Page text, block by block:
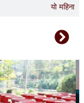
यो महिना